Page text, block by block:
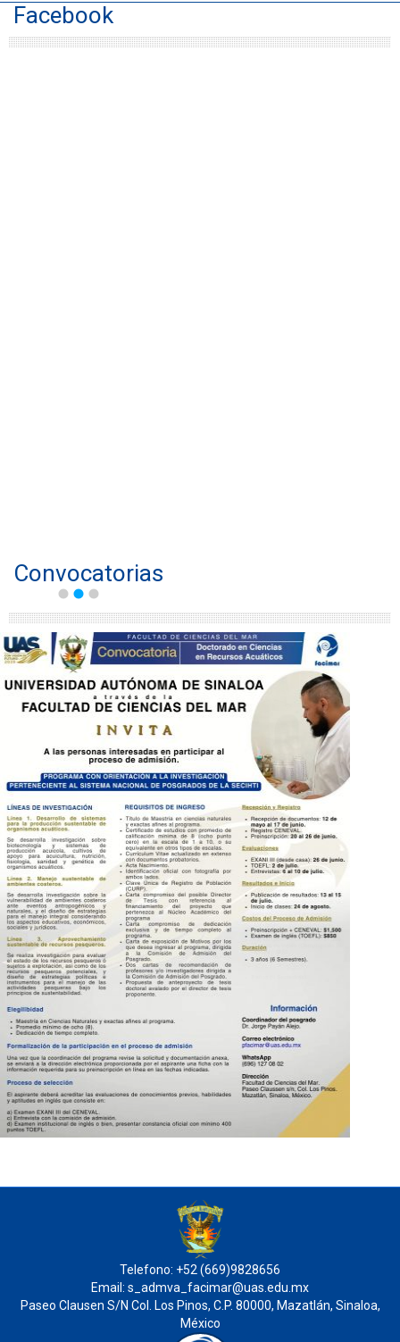
Facebook
Convocatorias
Telefono: +52 (669)9828656
Email: s_admva_facimar@uas.edu.mx
Paseo Clausen S/N Col. Los Pinos, C.P. 80000, Mazatlán, Sinaloa,
México